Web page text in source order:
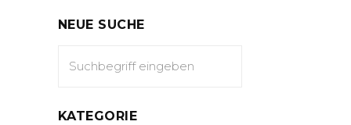
NEUE SUCHE
KATEGORIE